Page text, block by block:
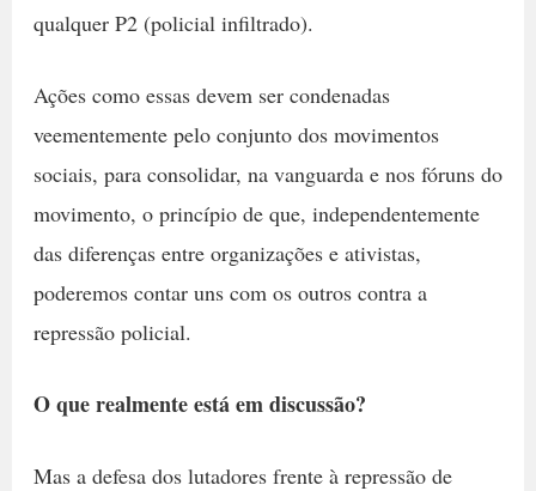
qualquer P2 (policial infiltrado).
Ações como essas devem ser condenadas
veementemente pelo conjunto dos movimentos
sociais, para consolidar, na vanguarda e nos fóruns do
movimento, o princípio de que, independentemente
das diferenças entre organizações e ativistas,
poderemos contar uns com os outros contra a
repressão policial.
O que realmente está em discussão?
Mas a defesa dos lutadores frente à repressão de